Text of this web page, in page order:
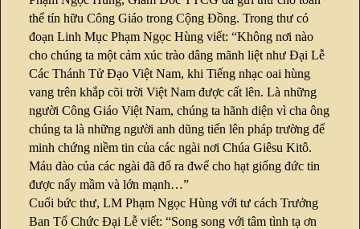
thể tín hữu Công Giáo trong Cộng Đồng. Trong thư có
đoạn Linh Mục Phạm Ngọc Hùng viết: “Không nơi nào
cho chúng ta một cảm xúc trào dâng mãnh liệt như Đại Lễ
Các Thánh Tử Đạo Việt Nam, khi Tiếng nhạc oai hùng
vang trên khắp cõi trời Việt Nam được cất lên. Là những
người Công Giáo Việt Nam, chúng ta hãnh diện vì cha ông
chúng ta là những người anh dũng tiến lên pháp trường để
minh chứng niềm tin của các ngài nơi Chúa Giêsu Kitô.
Máu đào của các ngài đã đổ ra đwể cho hạt giống đức tin
được nẩy mầm và lớn mạnh…”
Cuối bức thư, LM Phạm Ngọc Hùng với tư cách Trưởng
Ban Tổ Chức Đại Lễ viết: “Song song với tâm tình tạ ơn